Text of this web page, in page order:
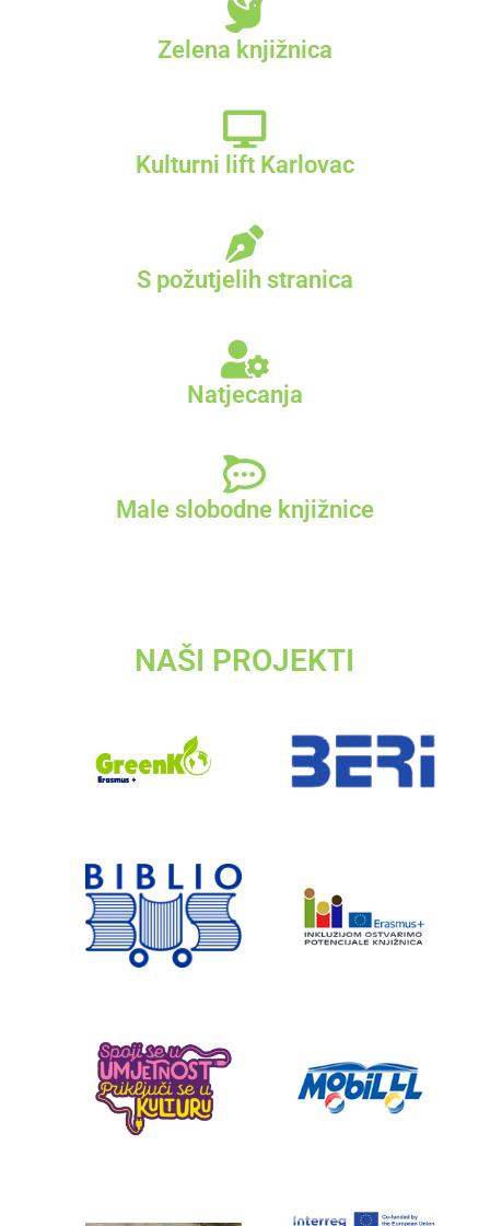
Zelena knjižnica
Kulturni lift Karlovac
S požutjelih stranica
Natjecanja
Male slobodne knjižnice
NAŠI PROJEKTI